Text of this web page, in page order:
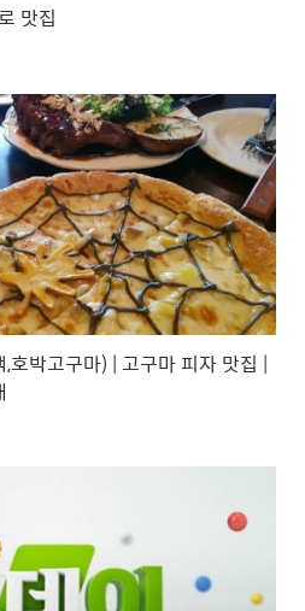
맛집
호박고구마) | 고구마 피자 맛집 |